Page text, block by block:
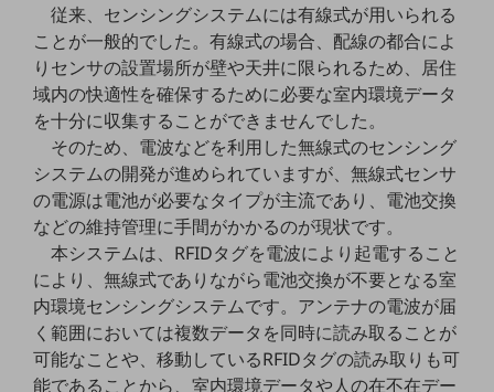
データ利活用
運用管理
業務支援・マーケティング
災害対策・BCP
課題・ニーズで探す
課題・ニーズで探すTOP
コミュニケーション・情報共有
従来、センシングシステムには有線式が用いられる
ことが一般的でした。有線式の場合、配線の都合によ
りセンサの設置場所が壁や天井に限られるため、居住
域内の快適性を確保するために必要な室内環境データ
を十分に収集することができませんでした。
そのため、電波などを利用した無線式のセンシング
システムの開発が進められていますが、無線式センサ
の電源は電池が必要なタイプが主流であり、電池交換
などの維持管理に手間がかかるのが現状です。
本システムは、RFIDタグを電波により起電すること
により、無線式でありながら電池交換が不要となる室
内環境センシングシステムです。アンテナの電波が届
く範囲においては複数データを同時に読み取ることが
可能なことや、移動しているRFIDタグの読み取りも可
能であることから、室内環境データや人の在不在デー